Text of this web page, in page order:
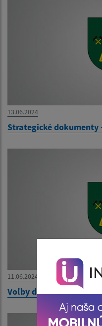
13.06.2024
Strategické dokumenty -
11.06.2024
Voľby do Európskeho